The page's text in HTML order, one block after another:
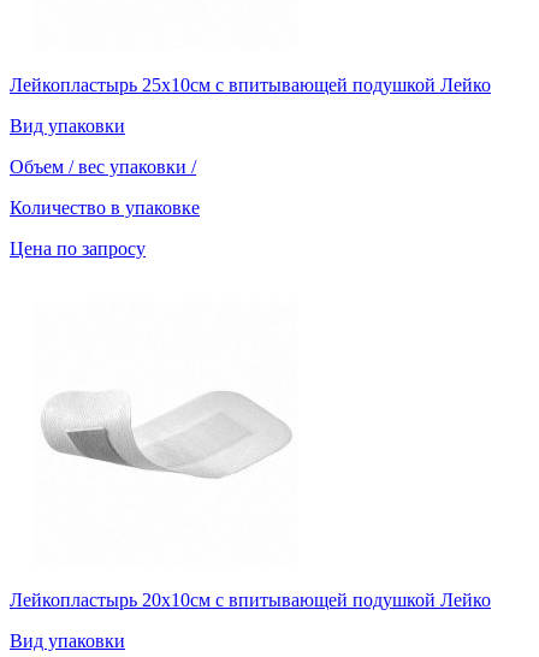
Лейкопластырь 25х10см с впитывающей подушкой Лейко
Вид упаковки
Объем / вес упаковки /
Количество в упаковке
Цена по запросу
Лейкопластырь 20х10см с впитывающей подушкой Лейко
Вид упаковки